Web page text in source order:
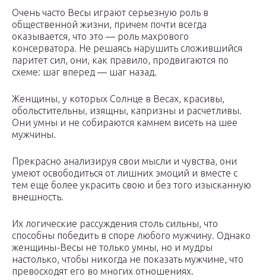
Очень часто Весы играют серьезную роль в
общественной жизни, причем почти всегда
оказывается, что это — роль махрового
консерватора. Не решаясь нарушить сложившийся
паритет сил, они, как правило, продвигаются по
схеме: шаг вперед — шаг назад.
Женщины, у которых Солнце в Весах, красивы,
обольстительны, изящны, капризны и расчетливы.
Они умны и не собираются камнем висеть на шее
мужчины.
Прекрасно анализируя свои мысли и чувства, они
умеют освободиться от лишних эмоций и вместе с
тем еще более украсить свою и без того изысканную
внешность.
Их логические рассуждения столь сильны, что
способны победить в споре любого мужчину. Однако
женщины-Весы не только умны, но и мудры
настолько, чтобы никогда не показать мужчине, что
превосходят его во многих отношениях.